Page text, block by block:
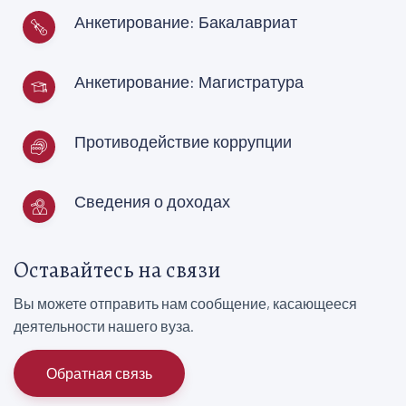
Анкетирование: Бакалавриат
Анкетирование: Магистратура
Противодействие коррупции
Сведения о доходах
Оставайтесь на связи
Вы можете отправить нам сообщение, касающееся
деятельности нашего вуза.
Обратная связь